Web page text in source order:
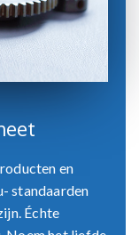
en
standaarden
Échte